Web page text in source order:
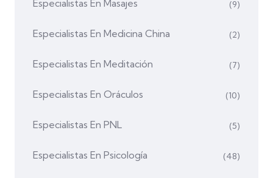
Especialistas En Masajes (9)
Especialistas En Medicina China (2)
Especialistas En Meditación (7)
Especialistas En Oráculos (10)
Especialistas En PNL (5)
Especialistas En Psicología (48)